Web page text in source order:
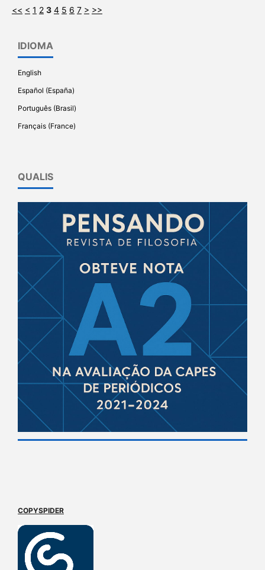
<< < 1 2 3 4 5 6 7 > >>
IDIOMA
English
Español (España)
Português (Brasil)
Français (France)
QUALIS
COPYSPIDER